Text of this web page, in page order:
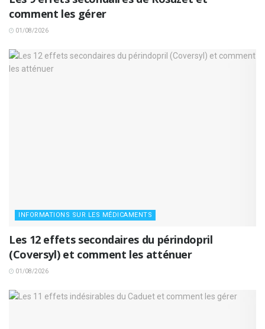
comment les gérer
01/08/2026
INFORMATIONS SUR LES MÉDICAMENTS
Les 12 effets secondaires du périndopril
(Coversyl) et comment les atténuer
01/08/2026